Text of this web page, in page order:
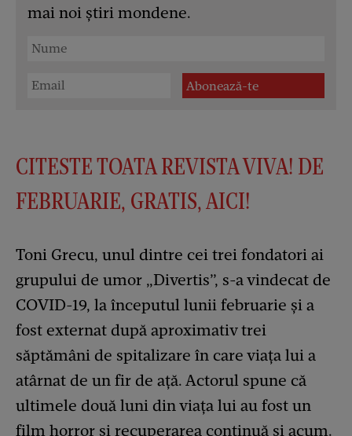
mai noi știri mondene.
CITESTE TOATA REVISTA VIVA! DE
FEBRUARIE, GRATIS, AICI!
Toni Grecu, unul dintre cei trei fondatori ai
grupului de umor „Divertis”, s-a vindecat de
COVID-19, la începutul lunii februarie și a
fost externat după aproximativ trei
săptămâni de spitalizare în care viața lui a
atârnat de un fir de ață. Actorul spune că
ultimele două luni din viața lui au fost un
film horror și recuperarea continuă și acum.